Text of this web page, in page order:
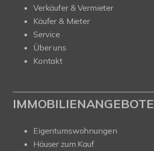
Verkäufer & Vermieter
Käufer & Mieter
Service
Über uns
Kontakt
IMMOBILIENANGEBOTE
Eigentumswohnungen
Häuser zum Kauf